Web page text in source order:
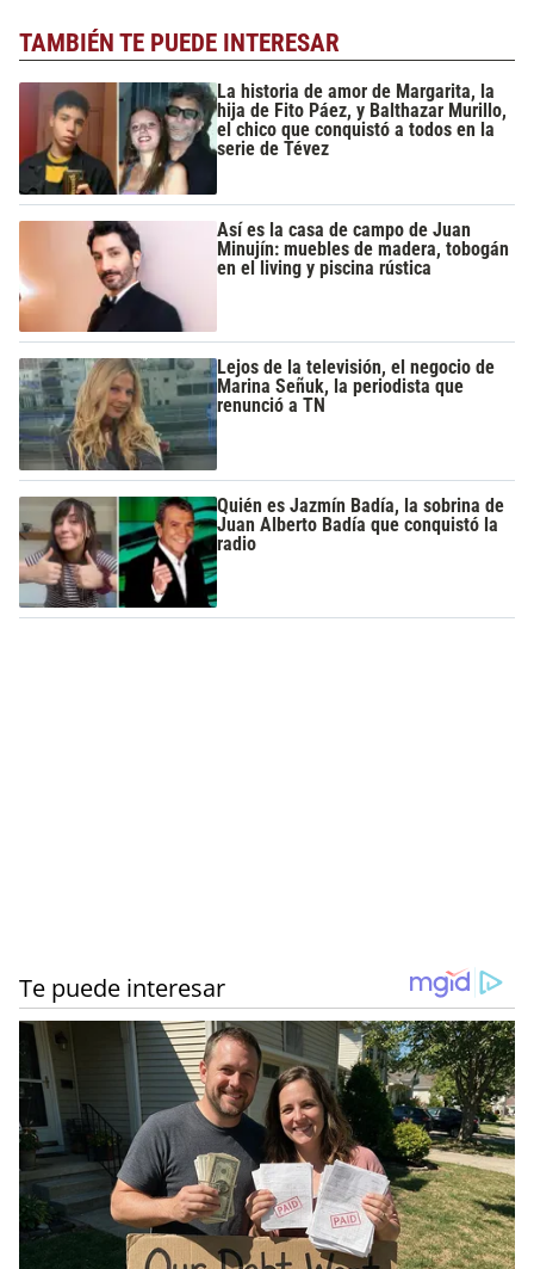
TAMBIÉN TE PUEDE INTERESAR
La historia de amor de Margarita, la
hija de Fito Páez, y Balthazar Murillo,
el chico que conquistó a todos en la
serie de Tévez
Así es la casa de campo de Juan
Minujín: muebles de madera, tobogán
en el living y piscina rústica
Lejos de la televisión, el negocio de
Marina Señuk, la periodista que
renunció a TN
Quién es Jazmín Badía, la sobrina de
Juan Alberto Badía que conquistó la
radio